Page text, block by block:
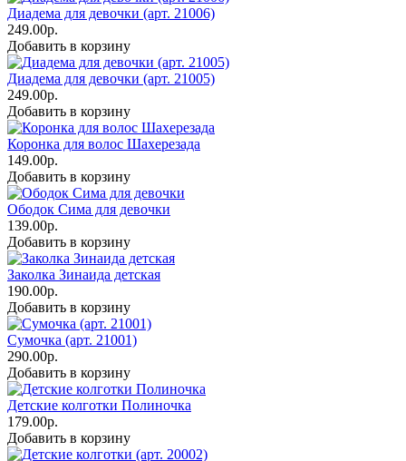
Диадема для девочки (арт. 21006)
249.00р.
Добавить в корзину
Диадема для девочки (арт. 21005)
249.00р.
Добавить в корзину
Коронка для волос Шахерезада
149.00р.
Добавить в корзину
Ободок Сима для девочки
139.00р.
Добавить в корзину
Заколка Зинаида детская
190.00р.
Добавить в корзину
Сумочка (арт. 21001)
290.00р.
Добавить в корзину
Детские колготки Полиночка
179.00р.
Добавить в корзину